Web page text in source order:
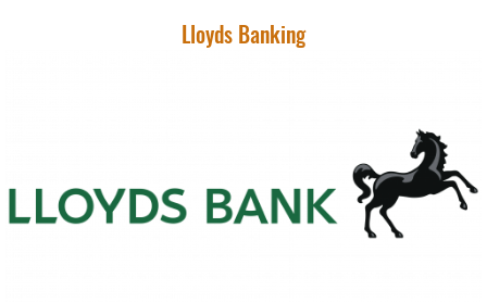
Lloyds Banking